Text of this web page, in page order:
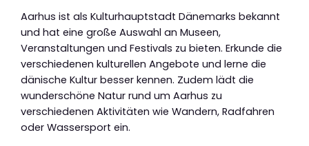
Aarhus ist als Kulturhauptstadt Dänemarks bekannt
und hat eine große Auswahl an Museen,
Veranstaltungen und Festivals zu bieten. Erkunde die
verschiedenen kulturellen Angebote und lerne die
dänische Kultur besser kennen. Zudem lädt die
wunderschöne Natur rund um Aarhus zu
verschiedenen Aktivitäten wie Wandern, Radfahren
oder Wassersport ein.